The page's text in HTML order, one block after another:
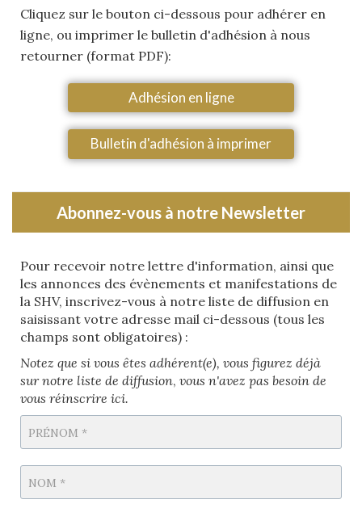
Cliquez sur le bouton ci-dessous pour adhérer en
ligne, ou imprimer le bulletin d'adhésion à nous
retourner (format PDF):
Adhésion en ligne
Bulletin d'adhésion à imprimer
Abonnez-vous à notre Newsletter
Pour recevoir notre lettre d'information, ainsi que
les annonces des évènements et manifestations de
la SHV, inscrivez-vous à notre liste de diffusion en
saisissant votre adresse mail ci-dessous (tous les
champs sont obligatoires) :
Notez que si vous êtes adhérent(e), vous figurez déjà
sur notre liste de diffusion, vous n'avez pas besoin de
vous réinscrire ici.